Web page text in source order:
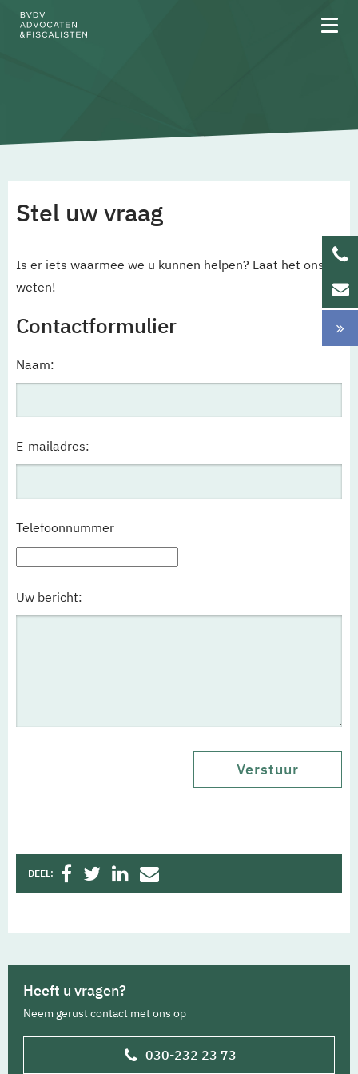
Updates
Stel uw vraag
Is er iets waarmee we u kunnen helpen? Laat het ons
weten!
Contactformulier
Naam:
E-mailadres:
Telefoonnummer
Uw bericht:
DEEL:
Heeft u vragen?
Neem gerust contact met ons op
030-232 23 73